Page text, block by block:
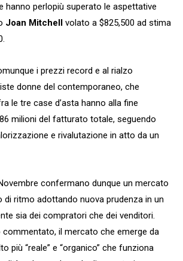
hanno perlopiù superato le aspettative
Joan Mitchell volato a $825,500 ad stima
i prezzi record e al rialzo
donne del contemporaneo, che
le tre case d’asta hanno alla fine
milioni del fatturato totale, seguendo
e rivalutazione in atto da un
confermano dunque un mercato
di ritmo adottando nuova prudenza in un
sia dei compratori che dei venditori.
commentato, il mercato che emerge da
più “reale” e “organico” che funziona